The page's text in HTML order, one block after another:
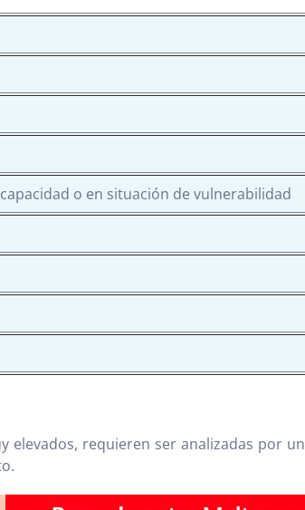
o en situación de vulnerabilidad
elevados, requieren ser analizadas por un